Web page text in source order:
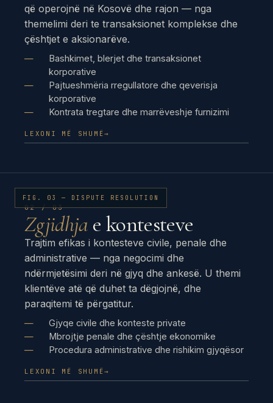
që operojnë në Kosovë dhe rajon — nga
themelimi deri te transaksionet komplekse dhe
çështjet e aksionarëve.
Bashkimet, blerjet dhe transaksionet
korporative
Pajtueshmëria rregullatore dhe qeverisja
korporative
Kontrata tregtare dhe marrëveshje furnizimi
LEXONI MË SHUMË→
FIG. 03 — DISPUTE RESOLUTION
02 / 03
Zgjidhja e kontesteve
Trajtim efikas i kontesteve civile, penale dhe
administrative — nga negocimi dhe
ndërmjetësimi deri në gjyq dhe ankesë. U themi
klientëve atë që duhet ta dëgjojnë, dhe
paraqitemi të përgatitur.
Gjyqe civile dhe konteste private
Mbrojtje penale dhe çështje ekonomike
Procedura administrative dhe rishikim gjyqësor
LEXONI MË SHUMË→